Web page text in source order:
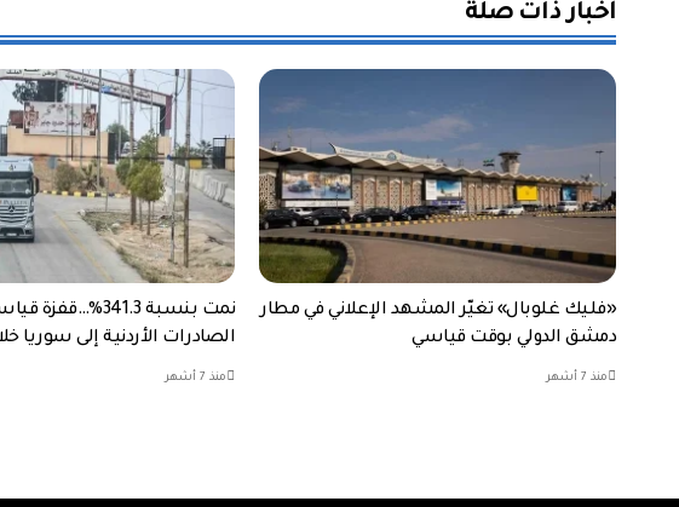
أخبار ذات صلة
«فليك غلوبال» تغيّر المشهد الإعلاني في مطار
دمشق الدولي بوقت قياسي
منذ 7 أشهر
نمت بنسبة
الصادرات الأردنية إلى سوريا خلال
منذ 7 أشهر